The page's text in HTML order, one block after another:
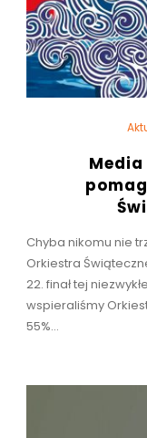
Chyba nikomu nie
Orkiestra
22. finał tej
wspieraliśmy
55%...